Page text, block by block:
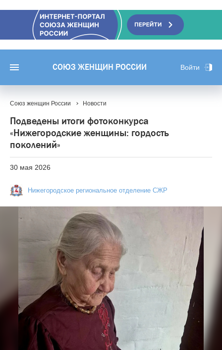
СОЮЗ ЖЕНЩИН РОССИИ Войти
Союз женщин России Новости
Подведены итоги фотоконкурса
«Нижегородские женщины: гордость
поколений»
30 мая 2026
Нижегородское региональное отделение СЖР